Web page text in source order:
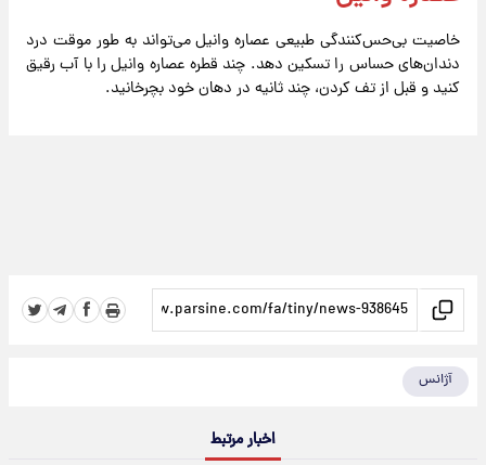
خاصیت بی‌حس‌کنندگی طبیعی عصاره وانیل می‌تواند به طور موقت درد
دندان‌های حساس را تسکین دهد. چند قطره عصاره وانیل را با آب رقیق
کنید و قبل از تف کردن، چند ثانیه در دهان خود بچرخانید.
آژانس
اخبار مرتبط